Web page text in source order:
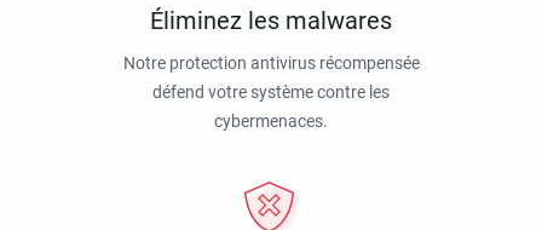
Éliminez les malwares
Notre protection antivirus récompensée
défend votre système contre les
cybermenaces.